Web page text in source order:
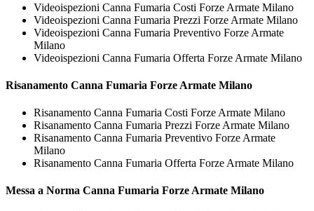
Videoispezioni Canna Fumaria Costi Forze Armate Milano
Videoispezioni Canna Fumaria Prezzi Forze Armate Milano
Videoispezioni Canna Fumaria Preventivo Forze Armate
Milano
Videoispezioni Canna Fumaria Offerta Forze Armate Milano
Risanamento Canna Fumaria Forze Armate Milano
Risanamento Canna Fumaria Costi Forze Armate Milano
Risanamento Canna Fumaria Prezzi Forze Armate Milano
Risanamento Canna Fumaria Preventivo Forze Armate
Milano
Risanamento Canna Fumaria Offerta Forze Armate Milano
Messa a Norma Canna Fumaria Forze Armate Milano